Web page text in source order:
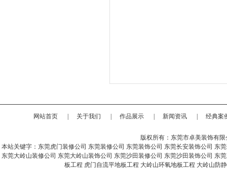
网站首页 关于我们 作品展示 新闻资讯 经典案
版权所有：东莞市卓美装饰有
本站关键字： 东莞虎门装修公司 东莞装修公司 东莞装饰公司 东莞长安装饰公司 东
东莞大岭山装修公司 东莞大岭山装饰公司 东莞沙田装修公司 东莞沙田装饰公司 东
板工程 虎门自流平地板工程 大岭山环氧地板工程 大岭山防